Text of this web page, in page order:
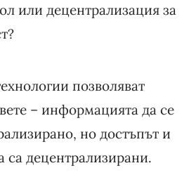
или децентрализация за
позволяват
– информацията да се
но достъпът и
са децентрализирани.